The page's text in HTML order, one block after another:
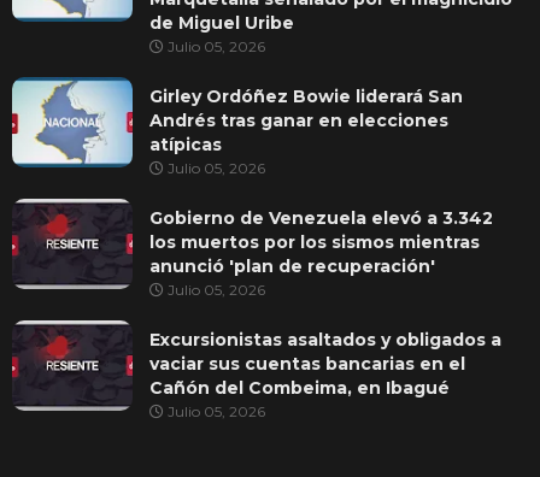
de Miguel Uribe
Julio 05, 2026
Girley Ordóñez Bowie liderará San
Andrés tras ganar en elecciones
atípicas
Julio 05, 2026
Gobierno de Venezuela elevó a 3.342
los muertos por los sismos mientras
anunció 'plan de recuperación'
Julio 05, 2026
Excursionistas asaltados y obligados a
vaciar sus cuentas bancarias en el
Cañón del Combeima, en Ibagué
Julio 05, 2026